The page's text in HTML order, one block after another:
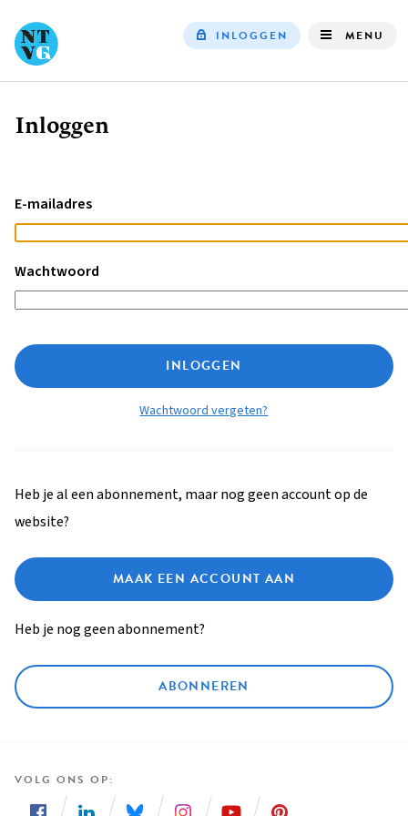
INLOGGEN MENU
Kruimelpad
Inloggen
E-mailadres
Wachtwoord
INLOGGEN
Wachtwoord vergeten?
Heb je al een abonnement, maar nog geen account op de
website?
MAAK EEN ACCOUNT AAN
Heb je nog geen abonnement?
ABONNEREN
VOLG ONS OP